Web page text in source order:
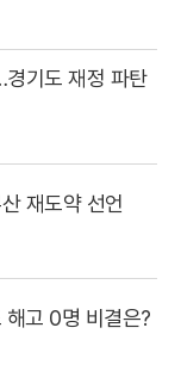
기도 재정 파탄
재도약 선언
해고 0명 비결은?